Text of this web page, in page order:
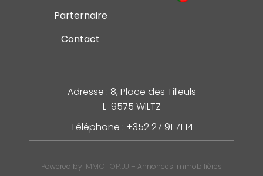
Parternaire
Contact
Adresse : 8, Place des Tilleuls
L-9575 WILTZ
Téléphone : +352 27 91 71 14
Powered by IMMOTOP.LU – Annonces immobilières